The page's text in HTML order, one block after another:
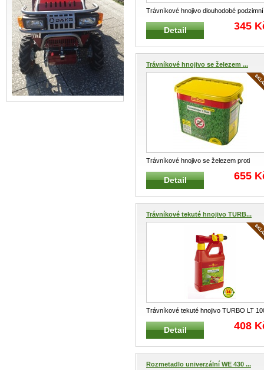
Trávníkové hnojivo dlouhodobé podzimní
LK-B 100 WOLF-Garten 2,5 kg na 100 ...
Detail 345
Trávníkové hnojivo se železem ...
Trávníkové hnojivo se železem proti
mechu L-PM 300 WOLF-Garten 7,5 kg
300...Detail 655
Trávníkové tekuté hnojivo TURB...
Trávníkové tekuté hnojivo TURBO LT
B WOLF-GARTEN aplikátor 1L na 100
...
Detail 408
Rozmetadlo univerzální WE 430 ...